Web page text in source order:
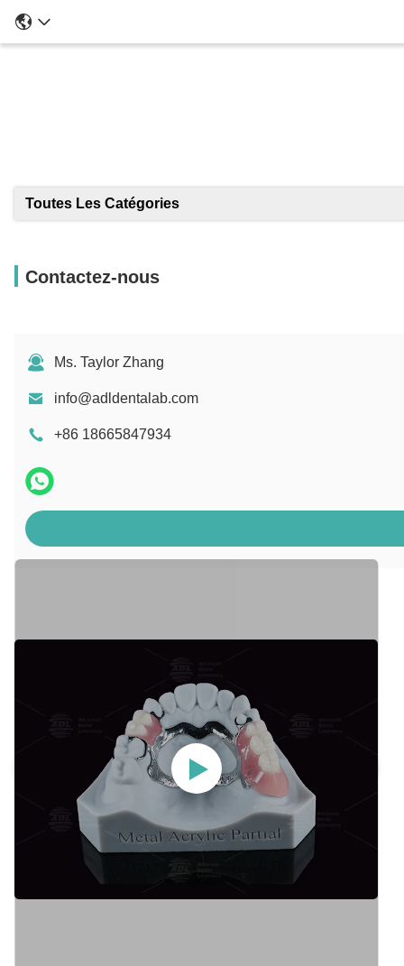
Toutes Les Catégories
Contactez-nous
Ms. Taylor Zhang
info@adldentalab.com
+86 18665847934